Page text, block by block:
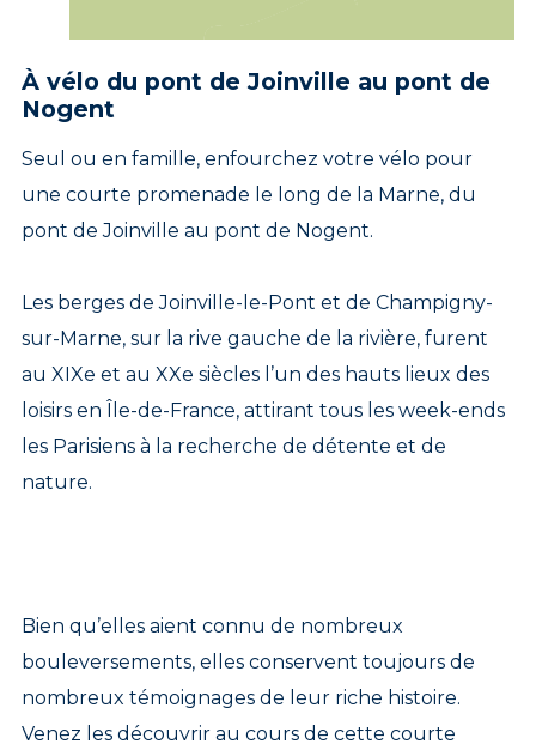
À vélo du pont de Joinville au pont de
Nogent
Seul ou en famille, enfourchez votre vélo pour
une courte promenade le long de la Marne, du
pont de Joinville au pont de Nogent.
Les berges de Joinville-le-Pont et de Champigny-
sur-Marne, sur la rive gauche de la rivière, furent
au XIXe et au XXe siècles l’un des hauts lieux des
loisirs en Île-de-France, attirant tous les week-ends
les Parisiens à la recherche de détente et de
nature.
Bien qu’elles aient connu de nombreux
bouleversements, elles conservent toujours de
nombreux témoignages de leur riche histoire.
Venez les découvrir au cours de cette courte